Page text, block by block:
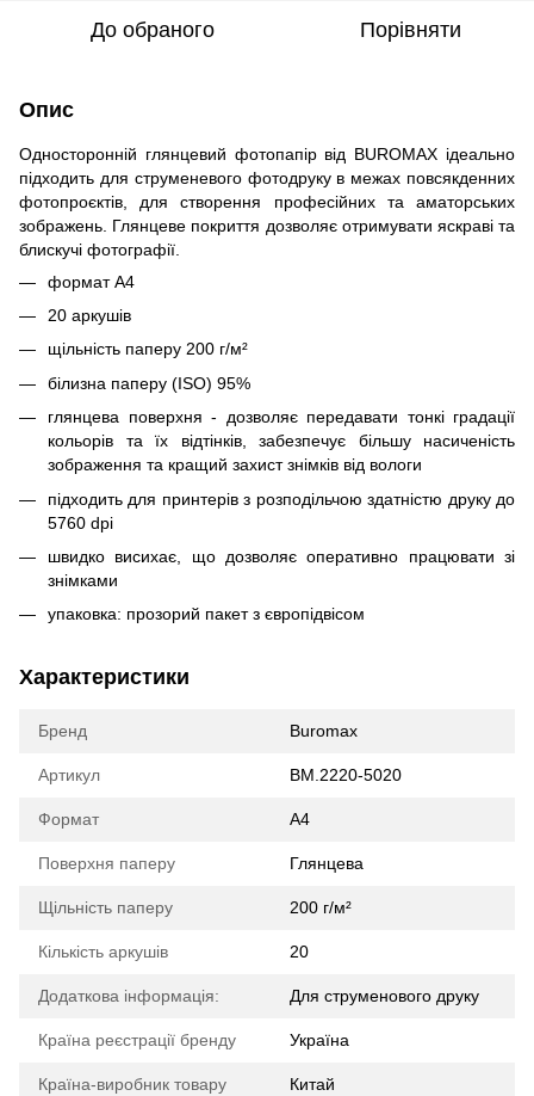
До обраного Порівняти
Опис
Односторонній глянцевий фотопапір від BUROMAX ідеально
підходить для струменевого фотодруку в межах повсякденних
фотопроєктів, для створення професійних та аматорських
зображень. Глянцеве покриття дозволяє отримувати яскраві та
блискучі фотографії.
формат А4
20 аркушів
щільність паперу 200 г/м²
білизна паперу (ISO) 95%
глянцева поверхня - дозволяє передавати тонкі градації
кольорів та їх відтінків, забезпечує більшу насиченість
зображення та кращий захист знімків від вологи
підходить для принтерів з розподільчою здатністю друку до
5760 dpi
швидко висихає, що дозволяє оперативно працювати зі
знімками
упаковка: прозорий пакет з європідвісом
Характеристики
Бренд Buromax
Артикул BM.2220-5020
Формат A4
Поверхня паперу Глянцева
Щільність паперу 200 г/м²
Кількість аркушів 20
Додаткова інформація: Для струменового друку
Країна реєстрації бренду Україна
Країна-виробник товару Китай